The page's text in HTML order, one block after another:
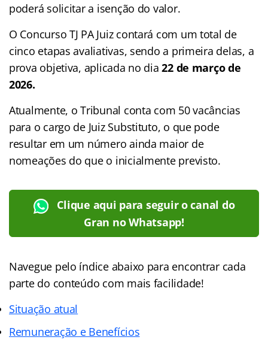
poderá solicitar a isenção do valor.
O Concurso TJ PA Juiz contará com um total de
cinco etapas avaliativas, sendo a primeira delas, a
prova objetiva, aplicada no dia22 de março de
2026.
Atualmente, o Tribunal conta com 50 vacâncias
para o cargo de Juiz Substituto, o que pode
resultar em um número ainda maior de
nomeações do que o inicialmente previsto.
Clique aqui para seguir o canal do
Gran no Whatsapp!
Navegue pelo índice abaixo para encontrar cada
parte do conteúdo com mais facilidade!
Situação atual
Remuneração e Benefícios